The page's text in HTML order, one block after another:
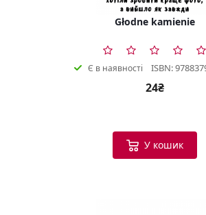
Głodne kamienie
Є в наявності ISBN:
24₴
У кошик